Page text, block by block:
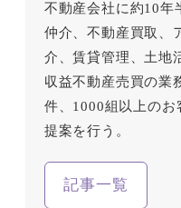
不動産会社に約10年
仲介、不動産買取、
介、賃貸管理、土地
収益不動産売買の業
件、1000組以上のお
提案を行う。
記事一覧